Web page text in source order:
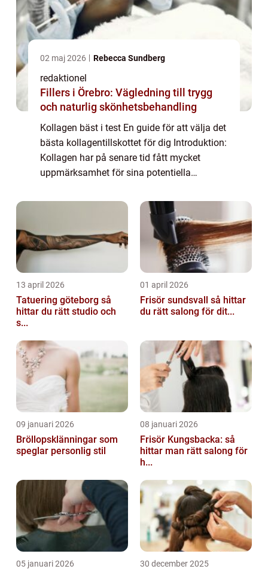
02 maj 2026 Rebecca Sundberg
redaktionel
Fillers i Örebro: Vägledning till trygg
och naturlig skönhetsbehandling
Kollagen bäst i test En guide för att välja det
bästa kollagentillskottet för dig Introduktion:
Kollagen har på senare tid fått mycket
uppmärksamhet för sina potentiella
naturligt i kroppen och spelar en vi...
13 april 2026
Tatuering göteborg så
hittar du rätt studio och
s...
01 april 2026
Frisör sundsvall så hittar
du rätt salong för dit...
09 januari 2026
Bröllopsklänningar som
speglar personlig stil
08 januari 2026
Frisör Kungsbacka: så
hittar man rätt salong för
h...
05 januari 2026 30 december 2025